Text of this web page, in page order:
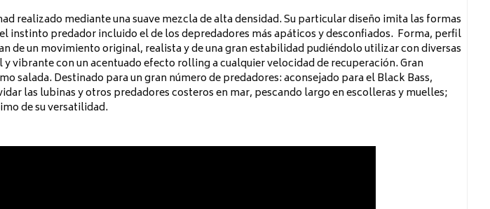
realizado mediante una suave mezcla de alta densidad. Su particular diseño imita las formas
instinto predador incluido el de los depredadores más apáticos y desconfiados. Forma, perfil
de un movimiento original, realista y de una gran estabilidad pudiéndolo utilizar con diversas
vibrante con un acentuado efecto rolling a cualquier velocidad de recuperación. Gran
salada. Destinado para un gran número de predadores: aconsejado para el Black Bass,
las lubinas y otros predadores costeros en mar, pescando largo en escolleras y muelles;
de su versatilidad.